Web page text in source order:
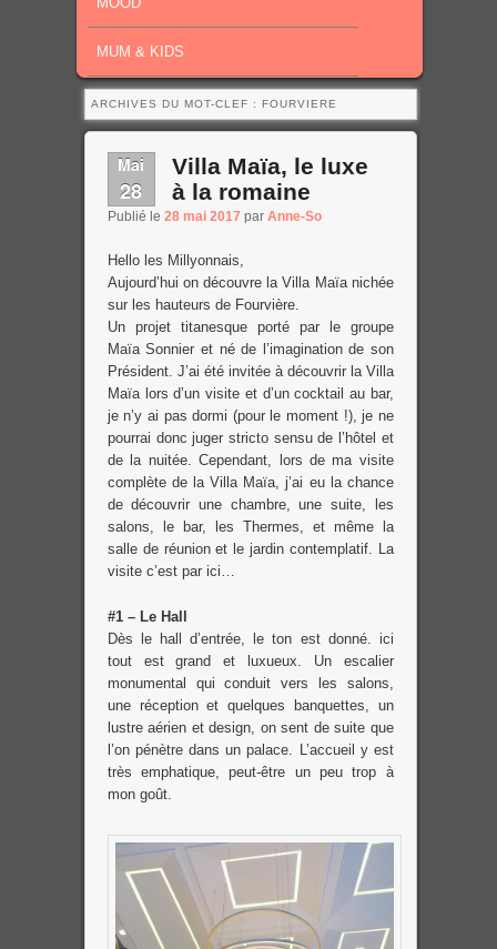
MUM & KIDS
ARCHIVES DU MOT-CLEF : FOURVIERE
Mai
28
Villa Maïa, le luxe
à la romaine
Publié le 28 mai 2017 par Anne-So
Hello les Millyonnais,
Aujourd’hui on découvre la Villa Maïa nichée
sur les hauteurs de Fourvière.
Un projet titanesque porté par le groupe
Maïa Sonnier et né de l’imagination de son
Président. J’ai été invitée à découvrir la Villa
Maïa lors d’un visite et d’un cocktail au bar,
je n’y ai pas dormi (pour le moment !), je ne
pourrai donc juger stricto sensu de l’hôtel et
de la nuitée. Cependant, lors de ma visite
complète de la Villa Maïa, j’ai eu la chance
de découvrir une chambre, une suite, les
salons, le bar, les Thermes, et même la
salle de réunion et le jardin contemplatif. La
visite c’est par ici…
#1 – Le Hall
Dès le hall d’entrée, le ton est donné. ici
tout est grand et luxueux. Un escalier
monumental qui conduit vers les salons,
une réception et quelques banquettes, un
lustre aérien et design, on sent de suite que
l’on pénètre dans un palace. L’accueil y est
très emphatique, peut-être un peu trop à
mon goût.